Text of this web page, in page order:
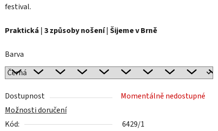
festival.
Praktická | 3 způsoby nošení| Šijeme v Brně
Barva
Dostupnost
Momentálně nedostupné
Možnosti doručení
Kód:
6429/1